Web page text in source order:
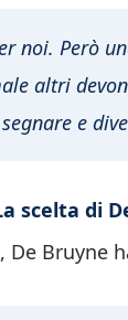
noi. Però
altri
e
scelta di
Bruyne